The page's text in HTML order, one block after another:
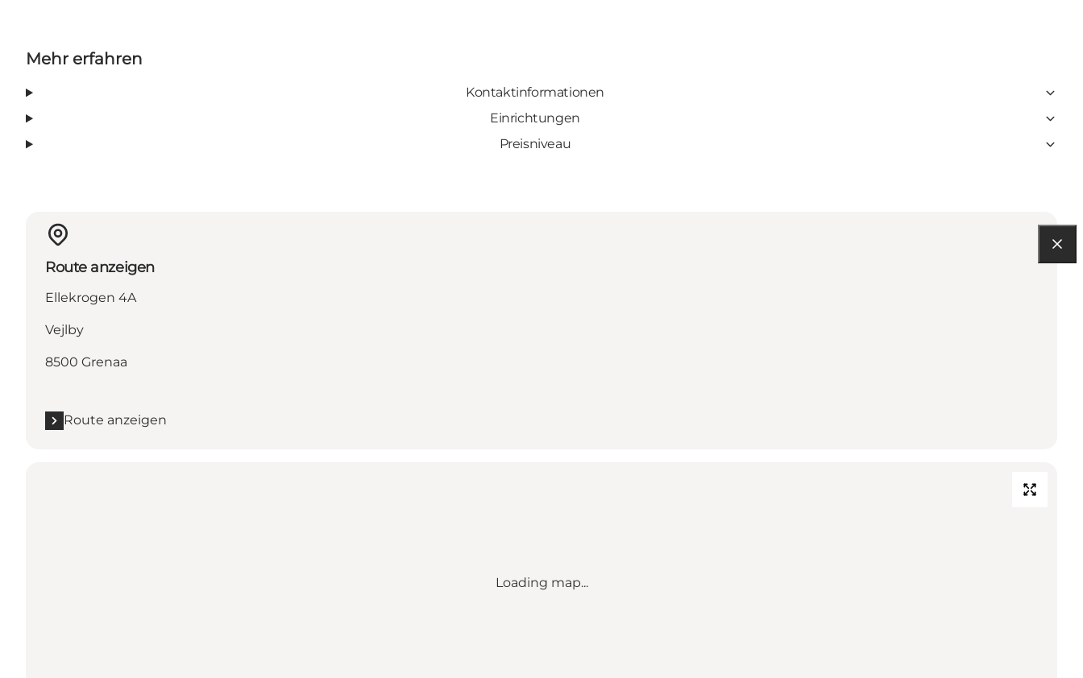
Mehr erfahren
Kontaktinformationen
Einrichtungen
Preisniveau
Route anzeigen
Ellekrogen 4A
Vejlby
8500 Grenaa
Route anzeigen
Loading map...